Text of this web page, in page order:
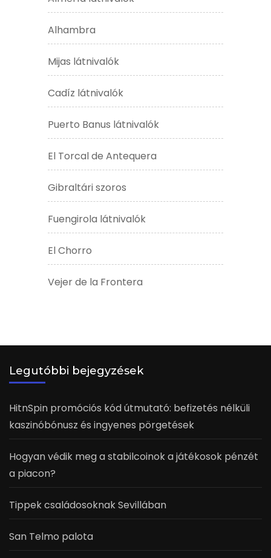
Alhambra
Mijas látnivalók
Cadíz látnivalók
Puerto Banus látnivalók
El Torcal de Antequera
Gibraltári szoros
Fuengirola látnivalók
El Chorro
Vejer de la Frontera
Legutóbbi bejegyzések
HitnSpin promóciós kód útmutató: befizetés nélküli
kaszinóbónusz és ingyenes pörgetések
Hogyan védik meg a stabilcoinok a játékosok pénzét
a piacon?
Tippek családosoknak Sevillában
San Telmo palota